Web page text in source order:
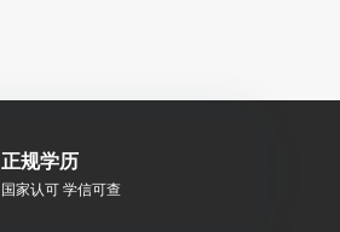
正规学历
国家认可 学信可查